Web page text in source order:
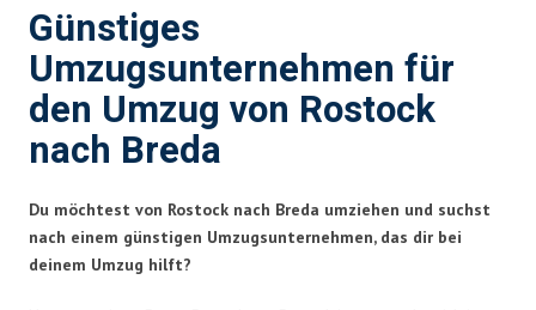
Günstiges
Umzugsunternehmen für
den Umzug von Rostock
nach Breda
Du möchtest von Rostock nach Breda umziehen und suchst
nach einem günstigen Umzugsunternehmen, das dir bei
deinem Umzug hilft?